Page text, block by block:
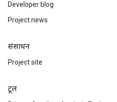
Developer blog
Project news
संसाधन
Project site
टूल